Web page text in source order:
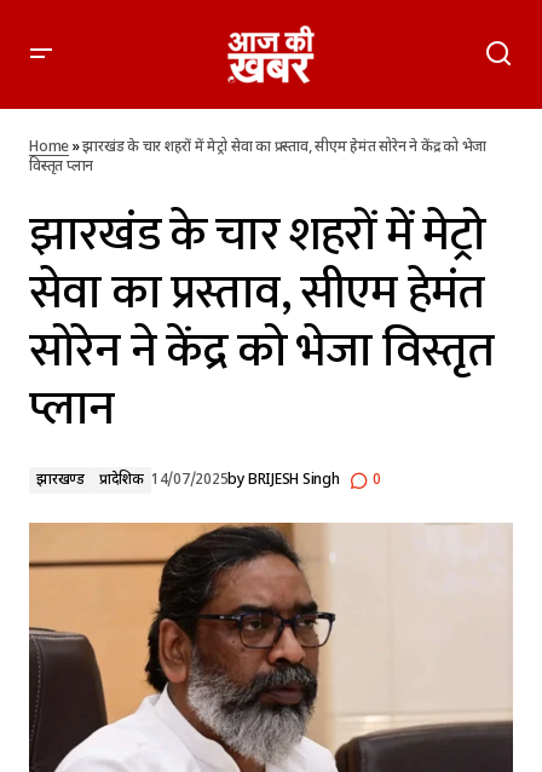
भेजा विस्तृत प्लान
Home»झारखंड के चार शहरों में मेट्रो सेवा का प्रस्ताव, सीएम हेमंत सोरेन ने केंद्र को भेजा
विस्तृत प्लान
झारखंड के चार शहरों में मेट्रो
सेवा का प्रस्ताव, सीएम हेमंत
सोरेन ने केंद्र को भेजा विस्तृत
प्लान
झारखण्ड प्रादेशिक 14/07/2025byBRIJESH Singh 0